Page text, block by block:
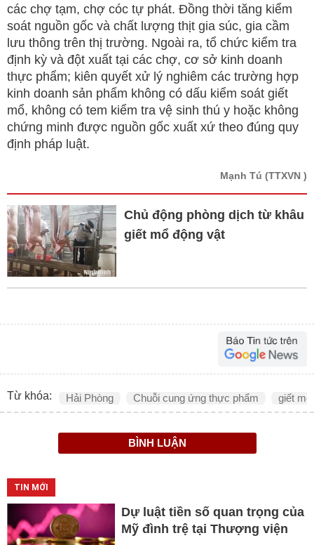
các chợ tạm, chợ cóc tự phát. Đồng thời tăng kiểm
soát nguồn gốc và chất lượng thịt gia súc, gia cầm
lưu thông trên thị trường. Ngoài ra, tổ chức kiểm tra
định kỳ và đột xuất tại các chợ, cơ sở kinh doanh
thực phẩm; kiên quyết xử lý nghiêm các trường hợp
kinh doanh sản phẩm không có dấu kiểm soát giết
mổ, không có tem kiểm tra vệ sinh thú y hoặc không
chứng minh được nguồn gốc xuất xứ theo đúng quy
định pháp luật.
Mạnh Tú (TTXVN )
Chủ động phòng dịch từ khâu
giết mổ động vật
Từ khóa: Hải Phòng Chuỗi cung ứng thực phẩm giết
BÌNH LUẬN
TIN MỚI
Dự luật tiền số quan trọng của
Mỹ đình trệ tại Thượng viện